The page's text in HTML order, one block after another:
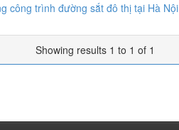
công trình đường sắt đô thị tại Hà Nội
Showing results 1 to 1 of 1